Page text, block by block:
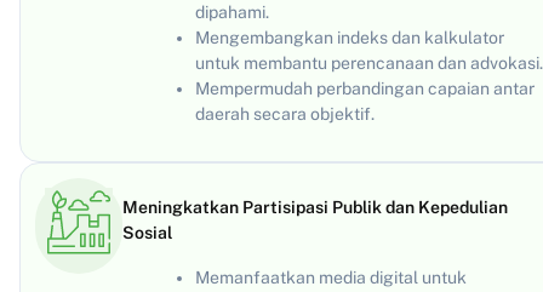
dipahami.
Mengembangkan indeks dan kalkulator
untuk membantu perencanaan dan advokasi.
Mempermudah perbandingan capaian antar
daerah secara objektif.
Meningkatkan Partisipasi Publik dan Kepedulian
Sosial
Memanfaatkan media digital untuk